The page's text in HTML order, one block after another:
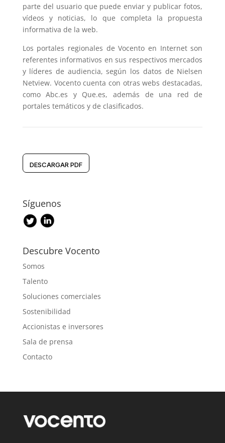
parte del usuario que puede enviar y publicar fotos,
vídeos y noticias, lo que completa la propuesta
informativa de la web.
Los portales regionales de Vocento en Internet son
referentes informativos en sus respectivos mercados
y líderes de audiencia, según los datos de Nielsen
Netview. Vocento cuenta con otras webs destacadas,
como Abc.es y Que.es, además de una red de
portales temáticos y de clasificados.
DESCARGAR PDF
Síguenos
Descubre Vocento
Somos
Talento
Soluciones comerciales
Sostenibilidad
Accionistas e inversores
Sala de prensa
Contacto